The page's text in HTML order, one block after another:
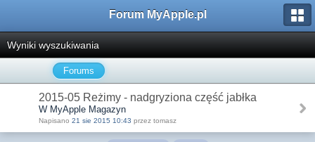
Forum MyApple.pl
Wyniki wyszukiwania
Forums
2015-05 Reżimy - nadgryziona część jabłka
W MyApple Magazyn
Napisano 21 sie 2015 10:43 przez tomasz